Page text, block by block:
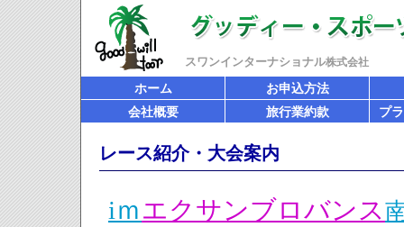
スワンインターナショナル株式会社
ホーム
お申込方法
会社概要
旅行業約款 プ
レース紹介・大会案内
iｍエクサンブロバンス